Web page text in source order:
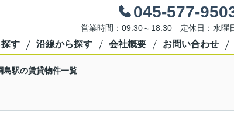
045-577-
営業時間：09:30～18:30 定休日：水曜
す 沿線から探す 会社概要 お問い合わせ
島駅の賃貸物件一覧